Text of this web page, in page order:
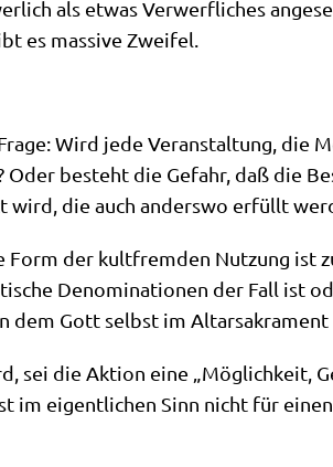
als etwas Ver­werf­li­ches
es mas­si­ve Zweifel.
Wird jede Ver­an­stal­tung, die
besteht die Gefahr, daß die
die auch anders­wo erfüllt
der kult­frem­den Nut­zung ist
Deno­mi­na­tio­nen der Fall ist
dem Gott selbst im
sei die Akti­on eine „Mög­lich­keit,
im eigent­li­chen Sinn nicht für